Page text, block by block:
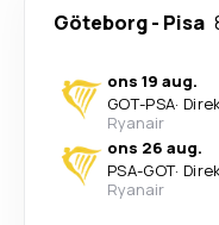
Göteborg- Pisa
ons 19 aug.
GOT-PSA·
Ryanair
ons 26 aug.
PSA-GOT·
Ryanair